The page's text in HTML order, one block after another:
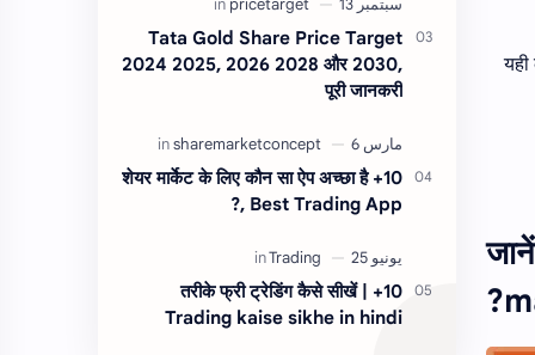
Tata Gold Share Price Target
2024 2025, 2026 2028 और 2030,
पूरी जानकरी
10+ शेयर मार्केट के लिए कौन सा ऐप अच्छा है
?, Best Trading App
10+ तरीके फ्री ट्रेडिंग कैसे सीखें |
Trading kaise sikhe in hindi